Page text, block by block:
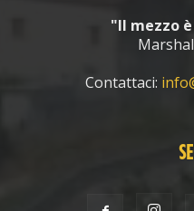
"Il mezzo
Contattaci: